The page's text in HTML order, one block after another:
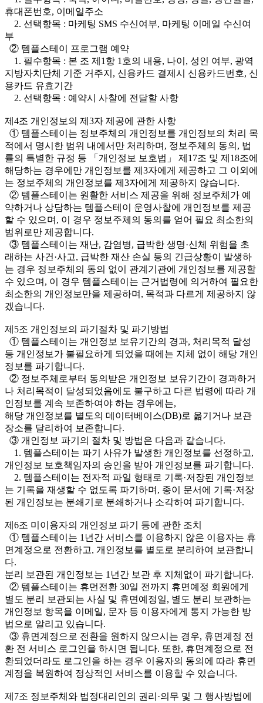
휴대폰번호, 이메일주소
2. 선택항목 : 마케팅 SMS 수신여부, 마케팅 이메일 수신여
부
② 템플스테이 프로그램 예약
1. 필수항목 : 본 조 제1항 1호의 내용, 나이, 성인 여부, 광역
지방자치단체 기준 거주지, 신용카드 결제시 신용카드번호, 신
용카드 유효기간
2. 선택항목 : 예약시 사찰에 전달할 사항
제4조 개인정보의 제3자 제공에 관한 사항
① 템플스테이는 정보주체의 개인정보를 개인정보의 처리 목
적에서 명시한 범위 내에서만 처리하며, 정보주체의 동의, 법
률의 특별한 규정 등 「개인정보 보호법」 제17조 및 제18조에
해당하는 경우에만 개인정보를 제3자에게 제공하고 그 이외에
는 정보주체의 개인정보를 제3자에게 제공하지 않습니다.
② 템플스테이는 원활한 서비스 제공을 위해 정보주체가 예
약하거나 상담하는 템플스테이 운영사찰에 개인정보를 제공
할 수 있으며, 이 경우 정보주체의 동의를 얻어 필요 최소한의
범위로만 제공합니다.
③ 템플스테이는 재난, 감염병, 급박한 생명·신체 위험을 초
래하는 사건·사고, 급박한 재산 손실 등의 긴급상황이 발생하
는 경우 정보주체의 동의 없이 관계기관에 개인정보를 제공할
수 있으며, 이 경우 템플스테이는 근거법령에 의거하여 필요한
최소한의 개인정보만을 제공하며, 목적과 다르게 제공하지 않
겠습니다.
제5조 개인정보의 파기절차 및 파기방법
① 템플스테이는 개인정보 보유기간의 경과, 처리목적 달성
등 개인정보가 불필요하게 되었을 때에는 지체 없이 해당 개인
정보를 파기합니다.
② 정보주체로부터 동의받은 개인정보 보유기간이 경과하거
나 처리목적이 달성되었음에도 불구하고 다른 법령에 따라 개
인정보를 계속 보존하여야 하는 경우에는,
해당 개인정보를 별도의 데이터베이스(DB)로 옮기거나 보관
장소를 달리하여 보존합니다.
③ 개인정보 파기의 절차 및 방법은 다음과 같습니다.
1. 템플스테이는 파기 사유가 발생한 개인정보를 선정하고,
개인정보 보호책임자의 승인을 받아 개인정보를 파기합니다.
2. 템플스테이는 전자적 파일 형태로 기록·저장된 개인정보
는 기록을 재생할 수 없도록 파기하며, 종이 문서에 기록·저장
된 개인정보는 분쇄기로 분쇄하거나 소각하여 파기합니다.
제6조 미이용자의 개인정보 파기 등에 관한 조치
① 템플스테이는 1년간 서비스를 이용하지 않은 이용자는 휴
면계정으로 전환하고, 개인정보를 별도로 분리하여 보관합니
다.
분리 보관된 개인정보는 1년간 보관 후 지체없이 파기합니다.
② 템플스테이는 휴먼전환 30일 전까지 휴면예정 회원에게
별도 분리 보관되는 사실 및 휴면예정일, 별도 분리 보관하는
개인정보 항목을 이메일, 문자 등 이용자에게 통지 가능한 방
법으로 알리고 있습니다.
③ 휴면계정으로 전환을 원하지 않으시는 경우, 휴면계정 전
환 전 서비스 로그인을 하시면 됩니다. 또한, 휴면계정으로 전
환되었더라도 로그인을 하는 경우 이용자의 동의에 따라 휴면
계정을 복원하여 정상적인 서비스를 이용할 수 있습니다.
제7조 정보주체와 법정대리인의 권리·의무 및 그 행사방법에